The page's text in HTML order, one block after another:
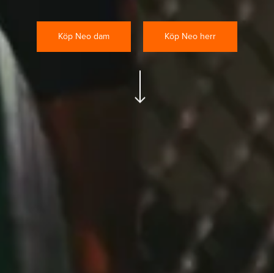
Köp Neo dam Köp Neo herr